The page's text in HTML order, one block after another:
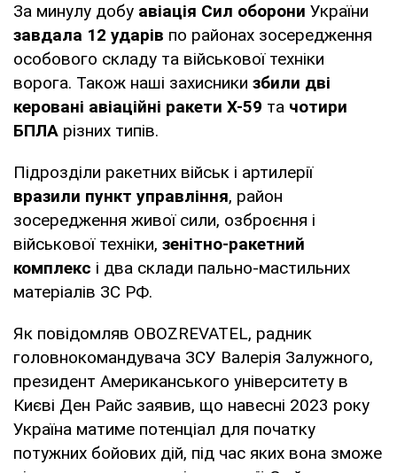
За минулу добу авіація Сил оборони України
завдала 12 ударів по районах зосередження
особового складу та військової техніки
ворога. Також наші захисники збили дві
керовані авіаційні ракети Х-59 та чотири
БПЛА різних типів.
Підрозділи ракетних військ і артилерії
вразили пункт управління, район
зосередження живої сили, озброєння і
військової техніки, зенітно-ракетний
комплекс і два склади пально-мастильних
матеріалів ЗС РФ.
Як повідомляв OBOZREVATEL, радник
головнокомандувача ЗСУ Валерія Залужного,
президент Американського університету в
Києві Ден Райс заявив, що навесні 2023 року
Україна матиме потенціал для початку
потужних бойових дій, під час яких вона зможе